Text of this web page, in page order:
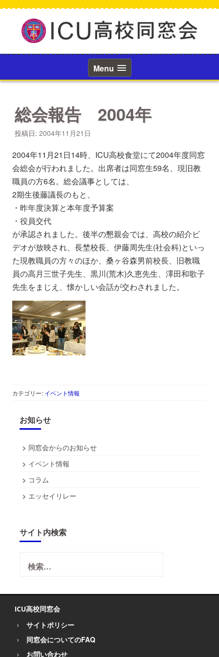
へ
ッ
Menu
総会報告 2004年
投稿日: 2004年11月21日
2004年11月21日14時、ICU高校食堂にて2004年度同窓
会総会が行われました。出席者は同窓生59名、現旧教
職員の方6名。総会議事としては、
2期生後藤議長のもと、
・昨年度決算と本年度予算案
・役員交代
が承認されました。後半の懇親会では、高校の紹介ビ
デオが放映され、長埜校長、伊藤周先生(社会科)といっ
た現教職員の方々のほか、桑ヶ谷森男前校長、旧教職
員の高月三世子先生、黒川(荒木)久恵先生、澤田和歌子
先生をまじえ、懐かしい会話が交わされました。
カテゴリー: イベント情報
お知らせ
同窓会からのお知らせ
イベント情報
コラム
エッセイリレー
サイト内検索
索:
ICU高校同窓会
サイトポリシー
同窓会についてのFAQ
お問い合わせ